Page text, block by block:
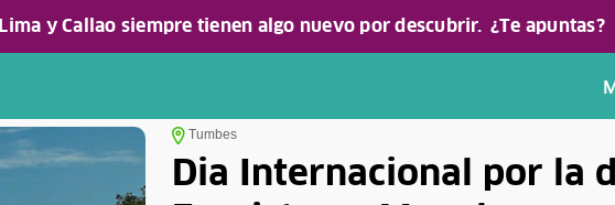
Lima y Callao siempre tienen algo nuevo por descubrir. ¿Te apuntas?
Tumbes
Dia Internacional por la